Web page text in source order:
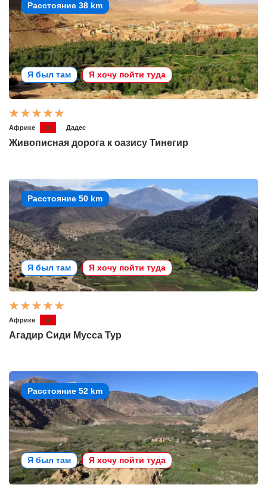
Расстояние 38 km
Я был там Я хочу пойти туда
Африке Дадес
Живописная дорога к оазису Тинегир
Расстояние 50 km
Я был там Я хочу пойти туда
Африке
Агадир Сиди Мусса Тур
Расстояние 52 km
Я был там Я хочу пойти туда